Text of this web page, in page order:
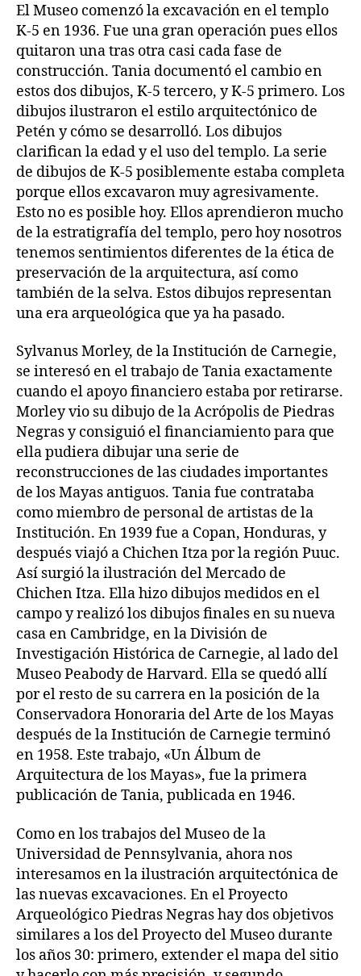
El Museo comenzó la excavación en el templo
K-5 en 1936. Fue una gran operación pues ellos
quitaron una tras otra casi cada fase de
construcción. Tania documentó el cambio en
estos dos dibujos, K-5 tercero, y K-5 primero. Los
dibujos ilustraron el estilo arquitectónico de
Petén y cómo se desarrolló. Los dibujos
clarifican la edad y el uso del templo. La serie
de dibujos de K-5 posiblemente estaba completa
porque ellos excavaron muy agresivamente.
Esto no es posible hoy. Ellos aprendieron mucho
de la estratigrafía del templo, pero hoy nosotros
tenemos sentimientos diferentes de la ética de
preservación de la arquitectura, así como
también de la selva. Estos dibujos representan
una era arqueológica que ya ha pasado.
Sylvanus Morley, de la Institución de Carnegie,
se interesó en el trabajo de Tania exactamente
cuando el apoyo financiero estaba por retirarse.
Morley vio su dibujo de la Acrópolis de Piedras
Negras y consiguió el financiamiento para que
ella pudiera dibujar una serie de
reconstrucciones de las ciudades importantes
de los Mayas antiguos. Tania fue contrataba
como miembro de personal de artistas de la
Institución. En 1939 fue a Copan, Honduras, y
después viajó a Chichen Itza por la región Puuc.
Así surgió la ilustración del Mercado de
Chichen Itza. Ella hizo dibujos medidos en el
campo y realizó los dibujos finales en su nueva
casa en Cambridge, en la División de
Investigación Histórica de Carnegie, al lado del
Museo Peabody de Harvard. Ella se quedó allí
por el resto de su carrera en la posición de la
Conservadora Honoraria del Arte de los Mayas
después de la Institución de Carnegie terminó
en 1958. Este trabajo, «Un Álbum de
Arquitectura de los Mayas», fue la primera
publicación de Tania, publicada en 1946.
Como en los trabajos del Museo de la
Universidad de Pennsylvania, ahora nos
interesamos en la ilustración arquitectónica de
las nuevas excavaciones. En el Proyecto
Arqueológico Piedras Negras hay dos objetivos
similares a los del Proyecto del Museo durante
los años 30: primero, extender el mapa del sitio